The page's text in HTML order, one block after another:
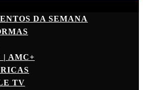
DA SEMANA
| AMC+
TV